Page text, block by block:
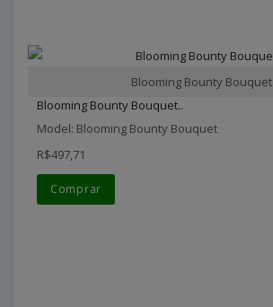
Blooming Bounty Bouquet
Blooming Bounty Bouquet..
Model: Blooming Bounty Bouquet
R$497,71
Comprar